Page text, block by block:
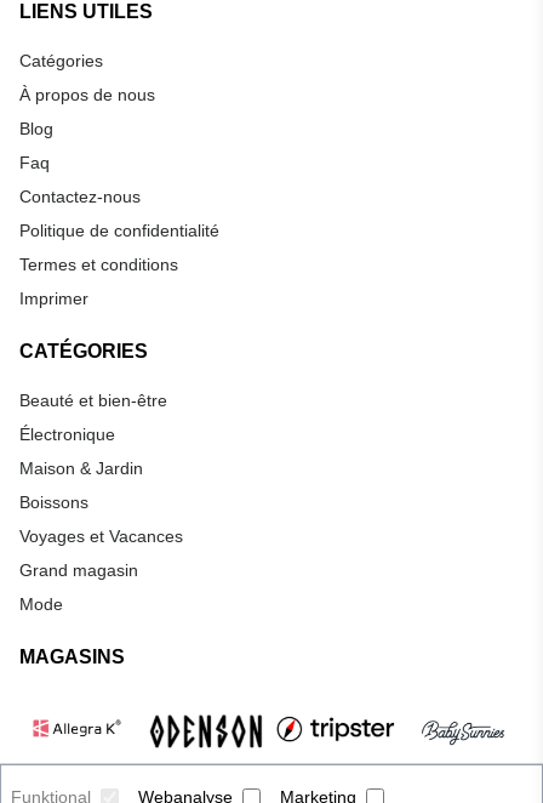
Funktional Webanalyse Marketing
LIENS UTILES
Catégories
À propos de nous
Blog
Faq
Contactez-nous
Politique de confidentialité
Termes et conditions
Imprimer
CATÉGORIES
Beauté et bien-être
Électronique
Maison & Jardin
Boissons
Voyages et Vacances
Grand magasin
Mode
MAGASINS